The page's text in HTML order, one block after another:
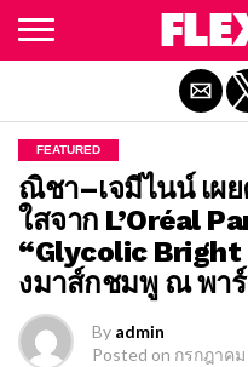
FEATURED
ณิชา–เจมีไนน์ เผ
ใสจาก L’Oréal
“Glycolic
งมาส์กชมพู ณ พา
By admin
Posted on กรกฎาคม
Exit